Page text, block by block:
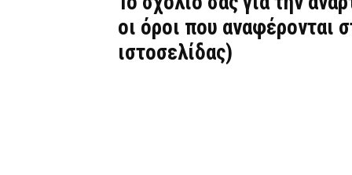
οι όροι που αναφέρονται
ιστοσελίδας)